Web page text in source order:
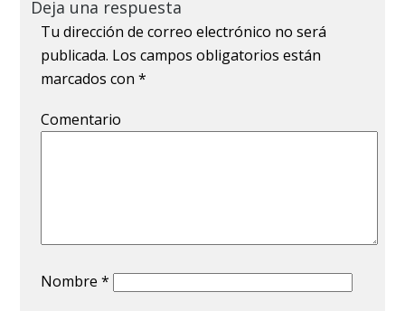
Deja una respuesta
Tu dirección de correo electrónico no será
publicada. Los campos obligatorios están
marcados con*
Comentario
Nombre*